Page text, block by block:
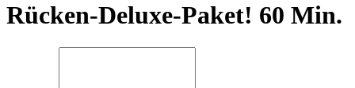
Rücken-Deluxe-Paket! 60 Min.